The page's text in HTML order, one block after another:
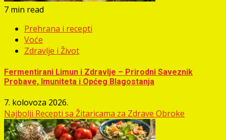
7 min read
Prehrana i recepti
Voće
Zdravlje i Život
Fermentirani Limun i Zdravlje – Prirodni Saveznik
Probave, Imuniteta i Općeg Blagostanja
7. kolovoza 2026.
Najbolji Recepti sa Žitaricama za Zdrave Obroke